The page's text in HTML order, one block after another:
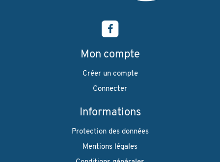
Mon compte
Créer un compte
Connecter
Informations
Protection des données
Mentions légales